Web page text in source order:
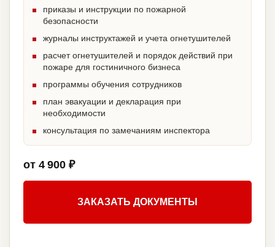
приказы и инструкции по пожарной
безопасности
журналы инструктажей и учета огнетушителей
расчет огнетушителей и порядок действий при
пожаре для гостиничного бизнеса
программы обучения сотрудников
план эвакуации и декларация при
необходимости
консультация по замечаниям инспектора
от 4 900 ₽
ЗАКАЗАТЬ ДОКУМЕНТЫ